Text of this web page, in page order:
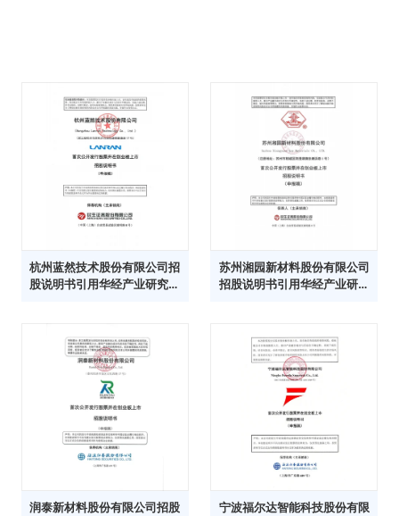
杭州蓝然技术股份有限公司招
股说明书引用华经产业研究院
苏州湘园新材料股份有限公司
招股说明书引用华经产业研究
润泰新材料股份有限公司招股
宁波福尔达智能科技股份有限